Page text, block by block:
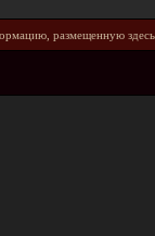
paзмeщeннyю